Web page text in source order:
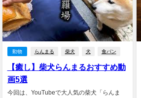
動物 らんまる 柴犬 犬 食パン
【癒し】柴犬らんまるおすすめ動
画5選
今回は、YouTubeで大人気の柴犬「らんま